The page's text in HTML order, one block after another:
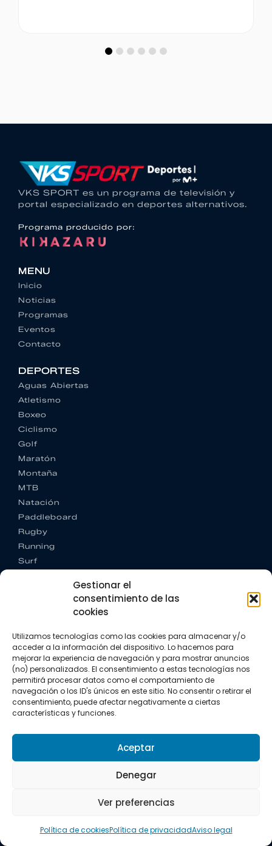
Gestionar el
consentimiento de las
cookies
Utilizamos tecnologías como las cookies para almacenar y/o
acceder a la información del dispositivo. Lo hacemos para
mejorar la experiencia de navegación y para mostrar anuncios
(no) personalizados. El consentimiento a estas tecnologías nos
permitirá procesar datos como el comportamiento de
navegación o los ID's únicos en este sitio. No consentir o retirar el
consentimiento, puede afectar negativamente a ciertas
características y funciones.
Aceptar
Denegar
Ver preferencias
Política de cookiesPolítica de privacidadAviso legal
VKS SPORT es un programa de televisión y
portal especializado en deportes alternativos.
Programa producido por:
MENU
Inicio
Noticias
Programas
Eventos
Contacto
DEPORTES
Aguas Abiertas
Atletismo
Boxeo
Ciclismo
Golf
Maratón
Montaña
MTB
Natación
Paddleboard
Rugby
Running
Surf
CONTACTO
+34 662 342 177
info@vkssport.com
SÍGUENOS
Política de privacidad
Política de cookies
Todos los derechos resevados.